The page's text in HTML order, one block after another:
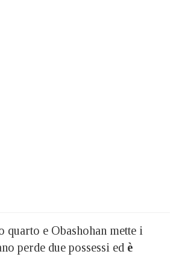
quarto e Obashohan mette i
perde due possessi ed è